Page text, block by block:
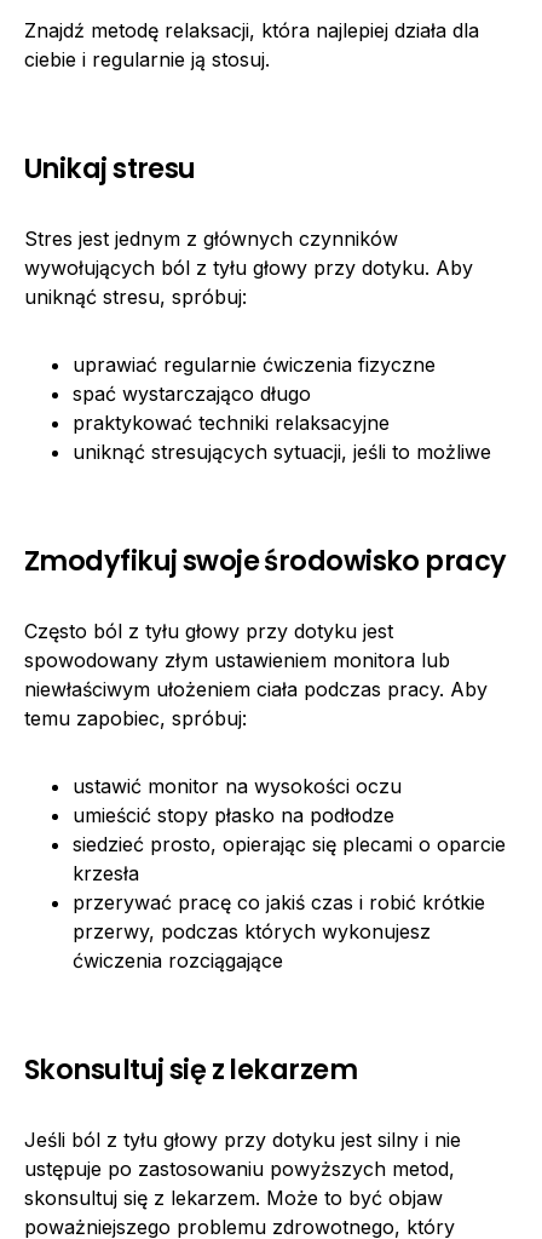
Znajdź metodę relaksacji, która najlepiej działa dla
ciebie i regularnie ją stosuj.
Unikaj stresu
Stres jest jednym z głównych czynników
wywołujących ból z tyłu głowy przy dotyku. Aby
uniknąć stresu, spróbuj:
uprawiać regularnie ćwiczenia fizyczne
spać wystarczająco długo
praktykować techniki relaksacyjne
uniknąć stresujących sytuacji, jeśli to możliwe
Zmodyfikuj swoje środowisko pracy
Często ból z tyłu głowy przy dotyku jest
spowodowany złym ustawieniem monitora lub
niewłaściwym ułożeniem ciała podczas pracy. Aby
temu zapobiec, spróbuj:
ustawić monitor na wysokości oczu
umieścić stopy płasko na podłodze
siedzieć prosto, opierając się plecami o oparcie
krzesła
przerywać pracę co jakiś czas i robić krótkie
przerwy, podczas których wykonujesz
ćwiczenia rozciągające
Skonsultuj się z lekarzem
Jeśli ból z tyłu głowy przy dotyku jest silny i nie
ustępuje po zastosowaniu powyższych metod,
skonsultuj się z lekarzem. Może to być objaw
poważniejszego problemu zdrowotnego, który